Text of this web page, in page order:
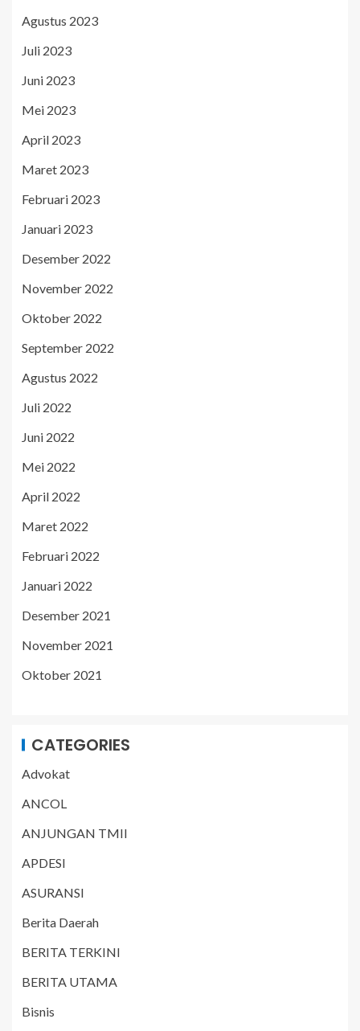
Agustus 2023
Juli 2023
Juni 2023
Mei 2023
April 2023
Maret 2023
Februari 2023
Januari 2023
Desember 2022
November 2022
Oktober 2022
September 2022
Agustus 2022
Juli 2022
Juni 2022
Mei 2022
April 2022
Maret 2022
Februari 2022
Januari 2022
Desember 2021
November 2021
Oktober 2021
CATEGORIES
Advokat
ANCOL
ANJUNGAN TMII
APDESI
ASURANSI
Berita Daerah
BERITA TERKINI
BERITA UTAMA
Bisnis